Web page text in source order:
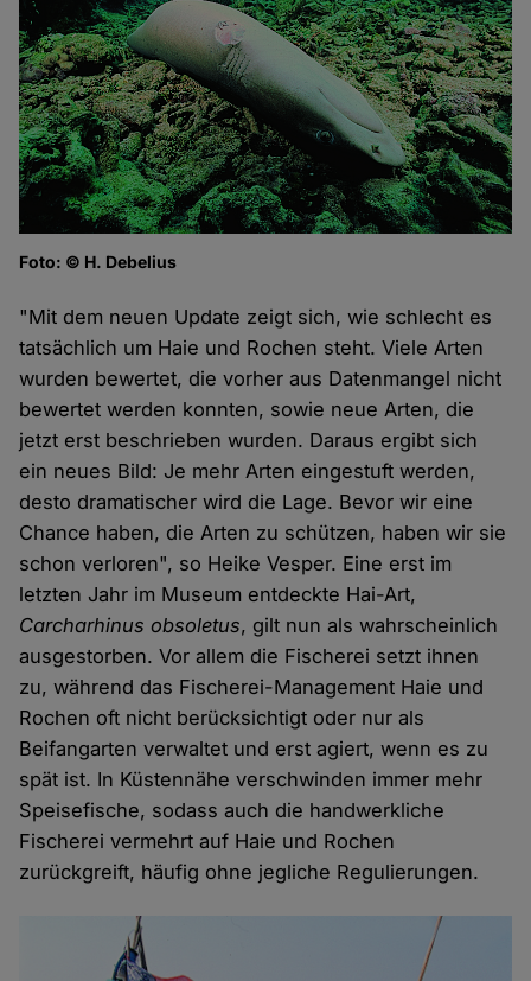
Foto: © H. Debelius
"Mit dem neuen Update zeigt sich, wie schlecht es
tatsächlich um Haie und Rochen steht. Viele Arten
wurden bewertet, die vorher aus Datenmangel nicht
bewertet werden konnten, sowie neue Arten, die
jetzt erst beschrieben wurden. Daraus ergibt sich
ein neues Bild: Je mehr Arten eingestuft werden,
desto dramatischer wird die Lage. Bevor wir eine
Chance haben, die Arten zu schützen, haben wir sie
schon verloren", so Heike Vesper. Eine erst im
letzten Jahr im Museum entdeckte Hai-Art,
Carcharhinus obsoletus, gilt nun als wahrscheinlich
ausgestorben. Vor allem die Fischerei setzt ihnen
zu, während das Fischerei-Management Haie und
Rochen oft nicht berücksichtigt oder nur als
Beifangarten verwaltet und erst agiert, wenn es zu
spät ist. In Küstennähe verschwinden immer mehr
Speisefische, sodass auch die handwerkliche
Fischerei vermehrt auf Haie und Rochen
zurückgreift, häufig ohne jegliche Regulierungen.